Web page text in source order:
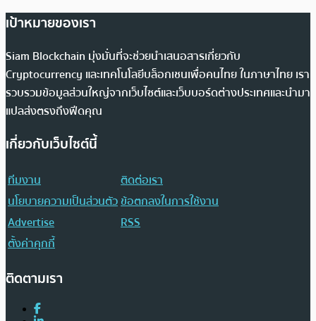
เป้าหมายของเรา
Siam Blockchain มุ่งมั่นที่จะช่วยนำเสนอสารเกี่ยวกับ
Cryptocurrency และเทคโนโลยีบล็อกเชนเพื่อคนไทย ในภาษาไทย เรา
รวบรวมข้อมูลส่วนใหญ่จากเว็บไซต์และเว็บบอร์ดต่างประเทศและนำมา
แปลส่งตรงถึงฟีดคุณ
เกี่ยวกับเว็บไซต์นี้
ทีมงาน
ติดต่อเรา
นโยบายความเป็นส่วนตัวข้อตกลงในการใช้งาน
Advertise
RSS
ตั้งค่าคุกกี้
ติดตามเรา